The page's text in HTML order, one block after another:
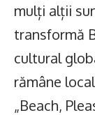
mulți alții
transformă
cultural
rămâne
„Beach,